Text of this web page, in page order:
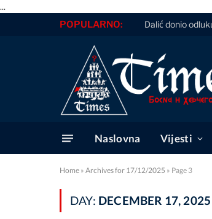
...
POPULARNO: Dalić donio
Naslovna Vijesti
Home » Archives for 17/12/2025 » Page 3
DAY: DECEMBER 17, 2025